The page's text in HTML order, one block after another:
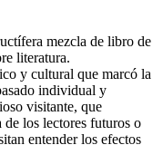
mezcla de libro de
literatura.
y cultural que marcó la
individual y
visitante, que
de los lectores futuros o
entender los efectos